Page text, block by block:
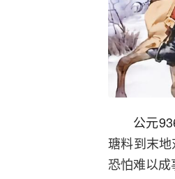
公元
瑭料到末
恐怕难以成